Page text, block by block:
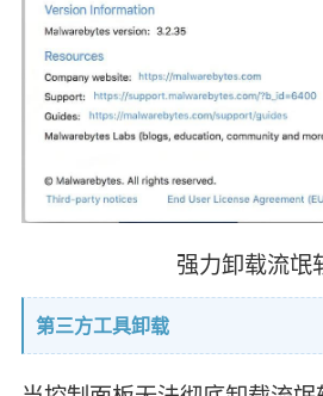
强力卸载流氓
第三方工具卸载